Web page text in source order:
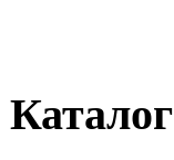
Каталог